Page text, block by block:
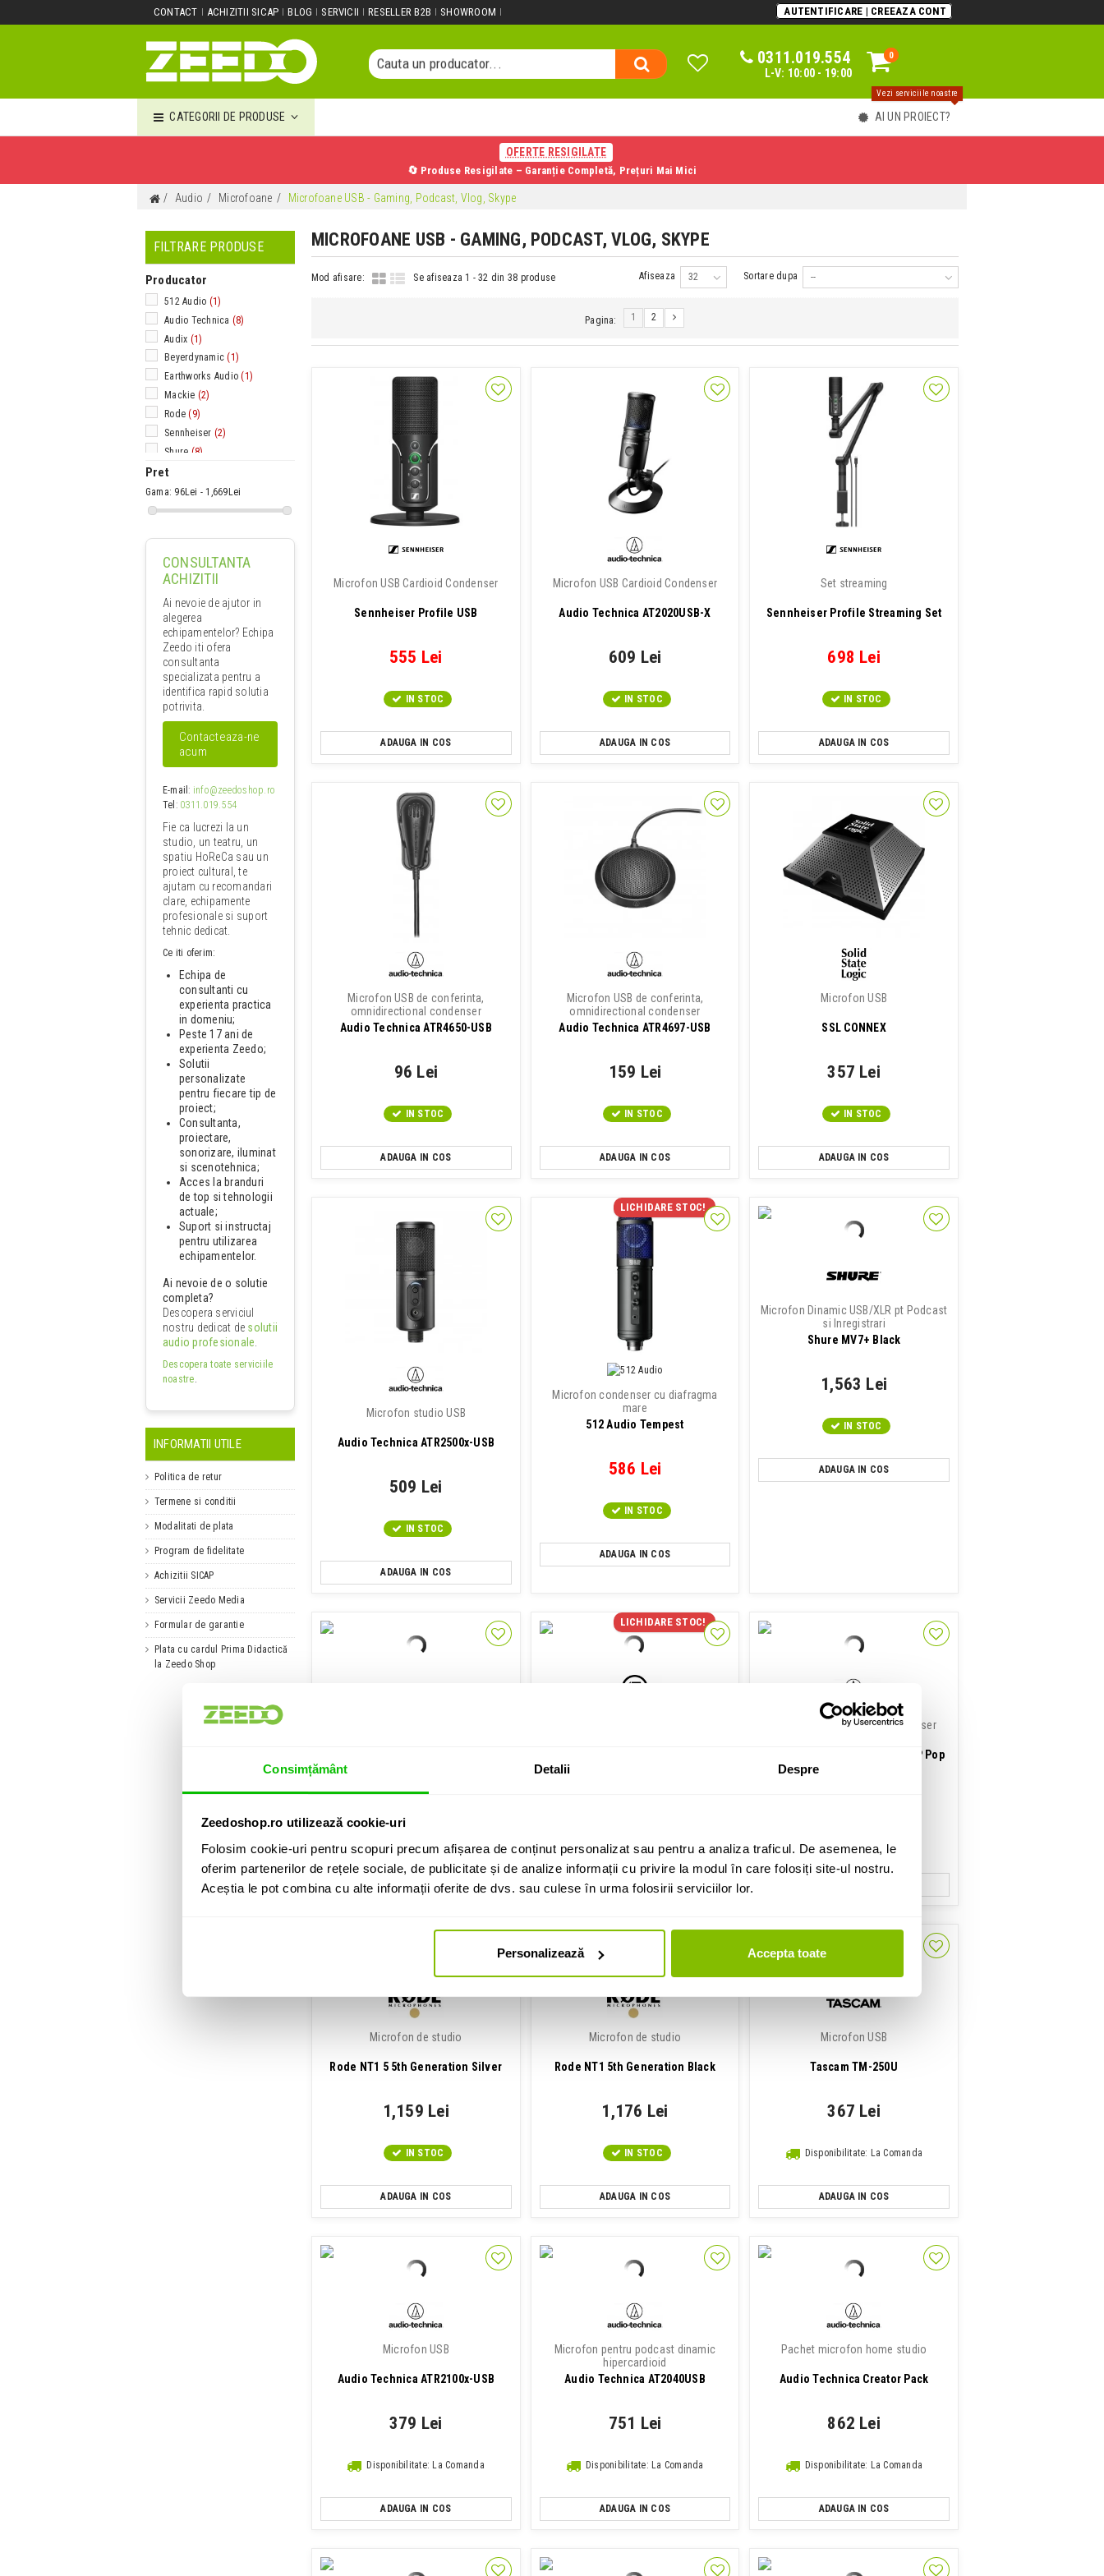
Consimțământ Detalii Despre
Zeedoshop.ro utilizează cookie-uri
Folosim cookie-uri pentru scopuri precum afișarea de conținut personalizat sau pentru a analiza traficul. De asemenea, le
oferim partenerilor de rețele sociale, de publicitate și de analize informații cu privire la modul în care folosiți site-ul nostru.
Aceștia le pot combina cu alte informații oferite de dvs. sau culese în urma folosirii serviciilor lor.
Personalizează Accepta toate
CONTACT ACHIZITII SICAP BLOG SERVICII RESELLER B2B SHOWROOM AUTENTIFICARE | CREEAZA CONT
0311.019.554
L-V: 10:00 - 19:00
0
0
Cauta un produs...
Cauta un producator...
CATEGORII DE PRODUSE AI UN PROIECT?
Vezi serviciile noastre
OFERTE RESIGILATE
🔄 Produse Resigilate – Garanție Completă, Prețuri Mai Mici
Audio Microfoane Microfoane USB - Gaming, Podcast, Vlog, Skype
FILTRARE PRODUSE
Producator
512 Audio (1)
Audio Technica (8)
Audix (1)
Beyerdynamic (1)
Earthworks Audio (1)
Mackie (2)
Rode (9)
Sennheiser (2)
Shure (8)
SSL
Superlux
(1)
Tascam(1)
Pret
Gama: 96Lei - 1,669Lei
CONSULTANTA
ACHIZITII
Ai nevoie de ajutor in
alegerea
echipamentelor? Echipa
Zeedo iti ofera
consultanta
specializata pentru a
identifica rapid solutia
potrivita.
Contacteaza-ne
acum
E-mail : info@zeedoshop.ro
Tel : 0311.019.554
Fie ca lucrezi la un
studio, un teatru, un
spatiu HoReCa sau un
proiect cultural, te
ajutam cu recomandari
clare, echipamente
profesionale si suport
tehnic dedicat.
Ce iti oferim:
Echipa de
consultanti cu
experienta practica
in domeniu;
Peste 17 ani de
experienta Zeedo;
Solutii
personalizate
pentru fiecare tip de
proiect;
Consultanta,
proiectare,
sonorizare, iluminat
si scenotehnica;
Acces la branduri
de top si tehnologii
actuale;
Suport si instructaj
pentru utilizarea
echipamentelor.
Ai nevoie de o solutie
completa?
Descopera serviciul
nostru dedicat de solutii
audio profesionale
Descopera toate serviciile
noastre.
INFORMATII UTILE
Politica de retur
Termene si conditii
Modalitati de plata
Program de fidelitate
Achizitii SICAP
Servicii Zeedo Media
Formular de garantie
Plata cu cardul Prima Didactică
la Zeedo Shop
MICROFOANE USB - GAMING, PODCAST, VLOG, SKYPE
Mod afisare: Se afiseaza 1 - 32 din 38 produse Sortare dupa --
Afiseaza 32
Pagina: 1 2
Microfon USB Cardioid Condenser
Sennheiser Profile USB
555 Lei
IN STOC
ADAUGA IN COS
Microfon USB Cardioid Condenser
Audio Technica AT2020USB-X
609 Lei
IN STOC
ADAUGA IN COS
Set streaming
Sennheiser Profile Streaming Set
698 Lei
IN STOC
ADAUGA IN COS
Microfon USB de conferinta,
omnidirectional condenser
Audio Technica ATR4650-USB
96 Lei
IN STOC
ADAUGA IN COS
Microfon USB de conferinta,
omnidirectional condenser
Audio Technica ATR4697-USB
159 Lei
IN STOC
ADAUGA IN COS
Microfon USB
SSL CONNEX
357 Lei
IN STOC
ADAUGA IN COS
Microfon studio USB
Audio Technica ATR2500x-USB
509 Lei
IN STOC
ADAUGA IN COS
LICHIDARE STOC!
Microfon condenser cu diafragma
mare
512 Audio Tempest
586 Lei
IN STOC
ADAUGA IN COS
Microfon Dinamic USB/XLR pt Podcast
si Inregistrari
Shure MV7+ Black
1,563 Lei
IN STOC
ADAUGA IN COS
1,669 Lei
ADAUGA IN COS
LICHIDARE STOC!
ADAUGA IN COS
Microfon USB Cardioid Condenser
Audio Technica AT2020USB-XP Pop
Microfon de studio
Rode NT1 5 5th Generation Silver
1,159 Lei
IN STOC
ADAUGA IN COS
Microfon de studio
Rode NT1 5th Generation Black
1,176 Lei
IN STOC
ADAUGA IN COS
Microfon USB
Tascam TM-250U
367 Lei
Disponibilitate: La Comanda
ADAUGA IN COS
Microfon USB
Audio Technica ATR2100x-USB
379 Lei
Disponibilitate: La Comanda
ADAUGA IN COS
Microfon pentru podcast dinamic
hipercardioid
Audio Technica AT2040USB
751 Lei
Disponibilitate: La Comanda
ADAUGA IN COS
Pachet microfon home studio
Audio Technica Creator Pack
862 Lei
Disponibilitate: La Comanda
ADAUGA IN COS